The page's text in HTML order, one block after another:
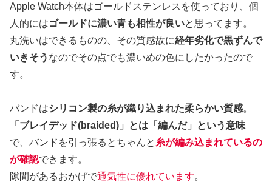
Apple Watch本体はゴールドステンレスを使っており、個
人的にはゴールドに濃い青も相性が良いと思ってます。
丸洗いはできるものの、その質感故に経年劣化で黒ずんで
いきそう なのでその点でも濃いめの色にしたかったので
す。
バンドはシリコン製の糸が織り込まれた柔らかい質感。
「ブレイデッド(braided)」とは「編んだ」という意味
で、バンドを引っ張るとちゃんと 糸が編み込まれているの
が確認できます。
隙間があるおかげで通気性に優れています。